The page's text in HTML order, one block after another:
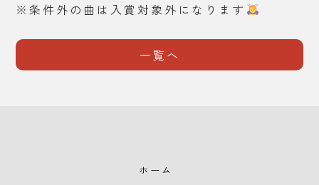
※条件外の曲は入賞対象外になります
一覧へ
ホーム